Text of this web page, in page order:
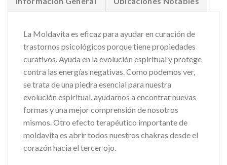
La Moldavita es eficaz para ayudar en curación de
trastornos psicológicos porque tiene propiedades
curativos. Ayuda en la evolución espiritual y protege
contra las energías negativas. Como podemos ver,
se trata de una piedra esencial para nuestra
evolución espiritual, ayudarnos a encontrar nuevas
formas y una mejor comprensión de nosotros
mismos. Otro efecto terapéutico importante de
moldavita es abrir todos nuestros chakras desde el
corazón hacia el tercer ojo.